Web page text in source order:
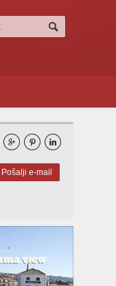
  
Pošalji e-mail